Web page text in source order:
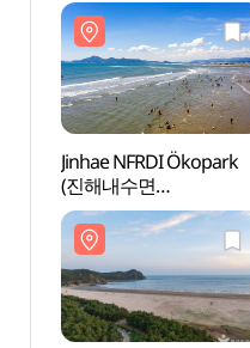
Jinhae NFRDI Ökopark
(진해내수면
환경생태공원)